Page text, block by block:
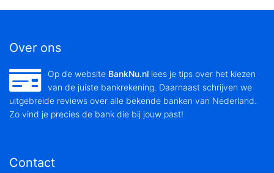
Over ons
Op de website BankNu.nl lees je tips over het kiezen
van de juiste bankrekening. Daarnaast schrijven we
uitgebreide reviews over alle bekende banken van Nederland.
Zo vind je precies de bank die bij jouw past!
Contact